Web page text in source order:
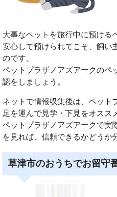
大事なペットを旅行中に預ける
安心して預けられてこそ、飼い
のです。
ペットプラザノアズアークのペ
認をしましょう。
ネットで情報収集後は、ペット
足を運んで見学・下見をオスス
ペットプラザノアズアークで実
を見れば、信頼できるかどうか
草津市のおうちでお留守